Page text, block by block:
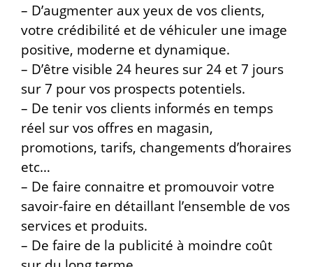
– D’augmenter aux yeux de vos clients,
votre crédibilité et de véhiculer une image
positive, moderne et dynamique.
– D’être visible 24 heures sur 24 et 7 jours
sur 7 pour vos prospects potentiels.
– De tenir vos clients informés en temps
réel sur vos offres en magasin,
promotions, tarifs, changements d’horaires
etc…
– De faire connaitre et promouvoir votre
savoir-faire en détaillant l’ensemble de vos
services et produits.
– De faire de la publicité à moindre coût